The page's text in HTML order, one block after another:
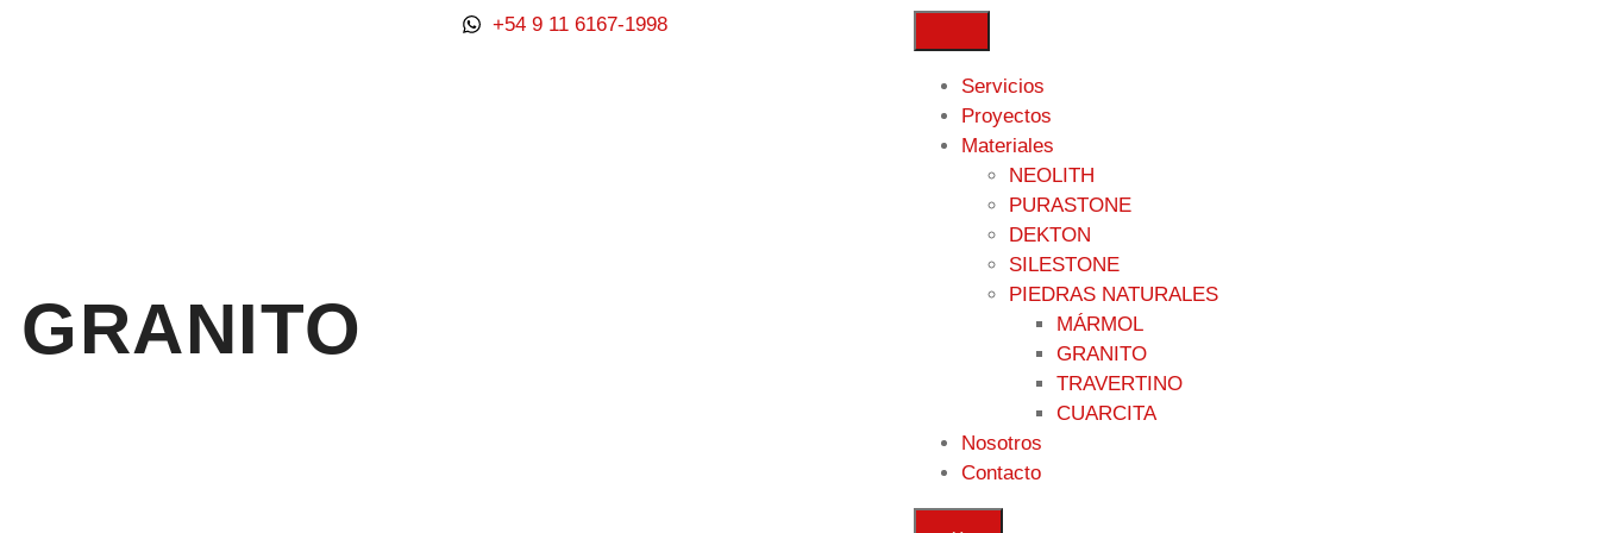
+54 9 11 6167-1998
Servicios
Proyectos
Materiales
NEOLITH
PURASTONE
DEKTON
SILESTONE
PIEDRAS NATURALES
MÁRMOL
GRANITO
TRAVERTINO
CUARCITA
Nosotros
Contacto
GRANITO